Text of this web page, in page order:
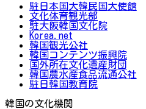
駐日本国大韓民国大使館
文化体育観光部
駐大阪韓国文化院
Korea.net
韓国観光公社
韓国コンテンツ振興院
国外所在文化遺産財団
韓国農水産食品流通公社
駐日韓国教育院
韓国の文化機関